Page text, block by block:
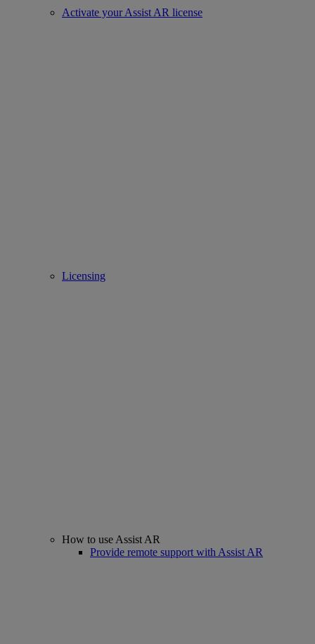
Activate your Assist AR license
Licensing
How to use Assist AR
Provide remote support with Assist AR